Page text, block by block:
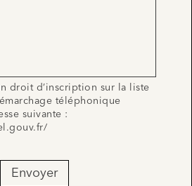
droit d’inscription sur la liste
téléphonique
suivante :
Envoyer